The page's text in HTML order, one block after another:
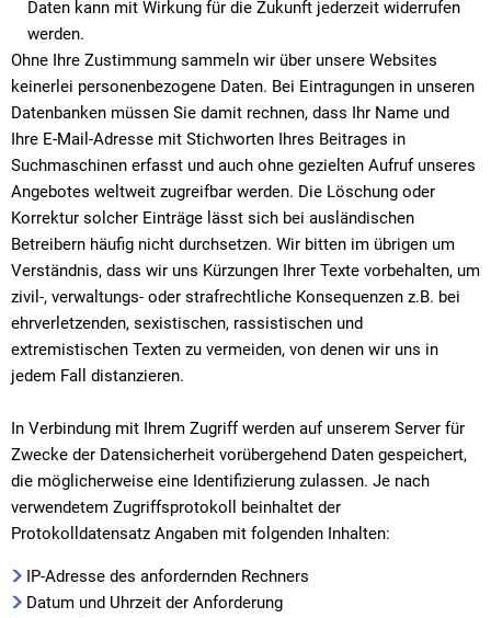
Daten kann mit Wirkung für die Zukunft jederzeit widerrufen
werden.
Ohne Ihre Zustimmung sammeln wir über unsere Websites
keinerlei personenbezogene Daten. Bei Eintragungen in unseren
Datenbanken müssen Sie damit rechnen, dass Ihr Name und
Ihre E-Mail-Adresse mit Stichworten Ihres Beitrages in
Suchmaschinen erfasst und auch ohne gezielten Aufruf unseres
Angebotes weltweit zugreifbar werden. Die Löschung oder
Korrektur solcher Einträge lässt sich bei ausländischen
Betreibern häufig nicht durchsetzen. Wir bitten im übrigen um
Verständnis, dass wir uns Kürzungen Ihrer Texte vorbehalten, um
zivil-, verwaltungs- oder strafrechtliche Konsequenzen z.B. bei
ehrverletzenden, sexistischen, rassistischen und
extremistischen Texten zu vermeiden, von denen wir uns in
jedem Fall distanzieren.
In Verbindung mit Ihrem Zugriff werden auf unserem Server für
Zwecke der Datensicherheit vorübergehend Daten gespeichert,
die möglicherweise eine Identifizierung zulassen. Je nach
verwendetem Zugriffsprotokoll beinhaltet der
Protokolldatensatz Angaben mit folgenden Inhalten:
IP-Adresse des anfordernden Rechners
Datum und Uhrzeit der Anforderung